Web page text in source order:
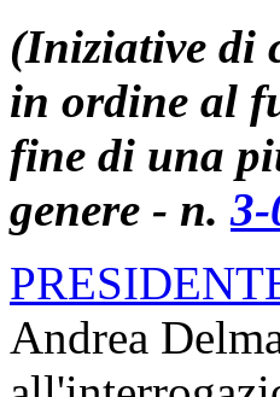
(Iniziative di
in ordine al
fine di una
genere - n.3-
Andrea